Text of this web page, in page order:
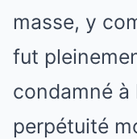
masse, y
fut
condamné à
perpétuité